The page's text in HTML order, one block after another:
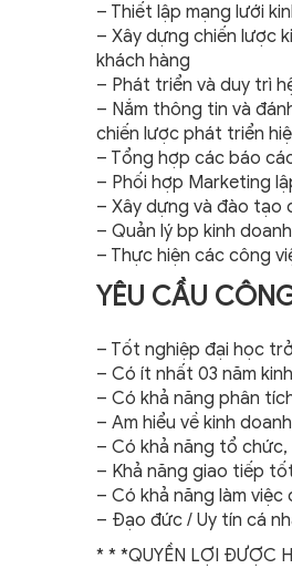
– Thiết lập mạng lưới
– Xây dựng chiến lược
khách hàng
– Phát triển và duy trì
– Nắm thông tin và
chiến lược phát triển
– Tổng hợp các báo
– Phối hợp Marketing
– Xây dựng và đào tạo
– Quản lý bp kinh
– Thực hiện các công
YÊU CẦU
– Tốt nghiệp đại học
– Có ít nhất 03 năm
– Có khả năng phân
– Am hiểu về kinh
– Có khả năng tổ chức,
– Khả năng giao tiếp
– Có khả năng làm
– Đạo đức / Uy tín cá
* * *QUYỀN LỢI ĐƯỢC